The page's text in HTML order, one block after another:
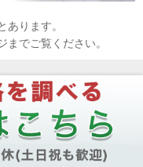
ります。
でご覧ください。